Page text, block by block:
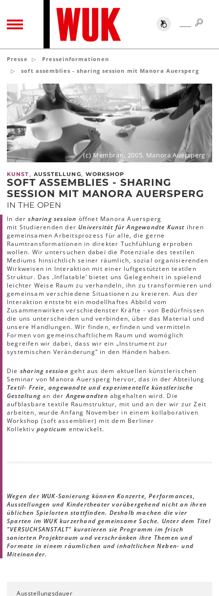
TOGGLE NAVIGATION SUCHE
Presse
Presseinformationen
soft assemblies - sharing session mit Manora Auersperg
(c) Membran, 2005, Manora Auersperg
KUNST , AUSSTELLUNG, WORKSHOP
SOFT ASSEMBLIES - SHARING
SESSION MIT MANORA AUERSPERG
IN THE OPEN
In dersharing session öffnet Manora Auersperg
mit Studierenden der Universität für Angewandte Kunst ihren
gemeinsamen Arbeitsprozess für alle, die gerne
Raumtransformationen in direkter Tuchfühlung erproben
wollen. Wir untersuchen dabei die Potenziale des textilen
Mediums hinsichtlich seiner räumlich, sozial organisierenden
Wirkweisen in Interaktion mit einer luftgestützten textilen
Struktur. Das ‚Inflatable‘ bietet uns Gelegenheit in spielend
leichter Weise Raum zu verhandeln, ihn zu transformieren und
gemeinsam verschiedene Situationen zu kreieren. Aus der
Interaktion entsteht ein modellhaftes Abbild vom
Zusammenwirken verschiedenster Kräfte - von Bedürfnissen
die uns unterscheiden und verbinden, über das Material und
unsere Handlungen. Wir finden, erfinden und vermitteln
Formen von gemeinschaftlichem Raum und womöglich
begreifen wir dabei, dass wir ein „Instrument zur
systemischen Veränderung“ in den Händen haben.
Die sharing session geht aus dem aktuellen künstlerischen
Seminar von Manora Auersperg hervor, das in der Abteilung
Textil- Freie, angewandte und experimentelle künstlerische
Gestaltung an derAngewandten abgehalten wird. Die
aufblasbare textile Raumstruktur, mit und an der wir zur Zeit
arbeiten, wurde Anfang November in einem kollaborativen
Workshop (soft assemblier) mit dem Berliner
Kollektivpopticum entwickelt.
Wegen der WUK-Sanierung können Konzerte, Performances,
Ausstellungen und Kindertheater vorübergehend nicht an ihren
üblichen Spielorten stattfinden. Deshalb machen die vier
Sparten im WUK kurzerhand gemeinsame Sache. Unter dem Titel
"VERSUCHSANSTALT" kuratieren sie Programm im frisch
sanierten Projektraum und verschränken ihre Themen und
Formate in einem räumlichen und inhaltlichen Neben- und
Miteinander.
Ausstellungsdauer